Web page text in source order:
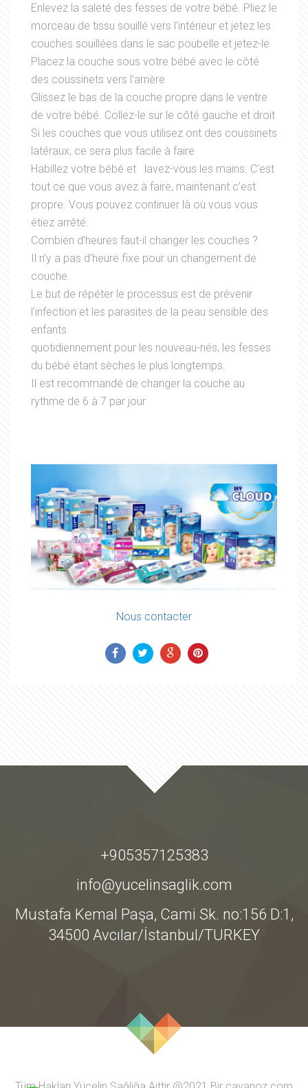
Enlevez la saleté des fesses de votre bébé. Pliez le
morceau de tissu souillé vers l’intérieur et jetez les
couches souillées dans le sac poubelle et jetez-le
Placez la couche sous votre bébé avec le côté
des coussinets vers l’arrière
Glissez le bas de la couche propre dans le ventre
de votre bébé. Collez-le sur le côté gauche et droit
Si les couches que vous utilisez ont des coussinets
latéraux, ce sera plus facile à faire
Habillez votre bébé et lavez-vous les mains. C’est
tout ce que vous avez à faire, maintenant c’est
propre. Vous pouvez continuer là où vous vous
étiez arrêté.
Combien d’heures faut-il changer les couches ?
Il n’y a pas d’heure fixe pour un changement de
couche.
Le but de répéter le processus est de prévenir
l’infection et les parasites de la peau sensible des
enfants
quotidiennement pour les nouveau-nés, les fesses
du bébé étant sèches le plus longtemps.
Il est recommandé de changer la couche au
rythme de 6 à 7 par jour
Nous contacter
+905357125383
info@yucelinsaglik.com
Mustafa Kemal Paşa, Cami Sk. no:156 D:1,
34500 Avcılar/İstanbul/TURKEY